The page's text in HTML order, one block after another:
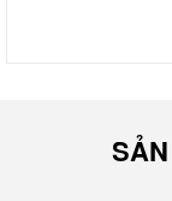
California để
dòng Vans hiện